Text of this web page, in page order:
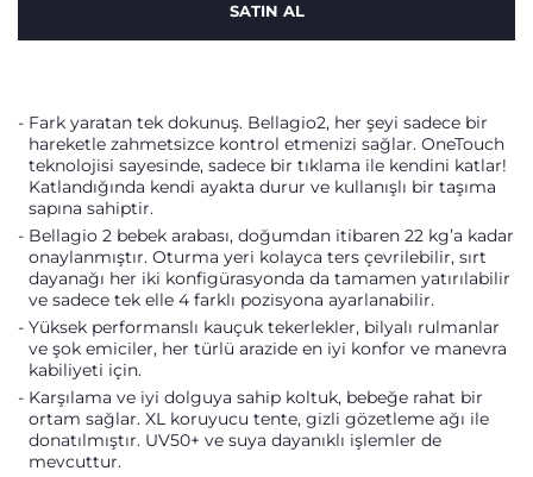
SATIN AL
Fark yaratan tek dokunuş. Bellagio2, her şeyi sadece bir
hareketle zahmetsizce kontrol etmenizi sağlar. OneTouch
teknolojisi sayesinde, sadece bir tıklama ile kendini katlar!
Katlandığında kendi ayakta durur ve kullanışlı bir taşıma
sapına sahiptir.
Bellagio 2 bebek arabası, doğumdan itibaren 22 kg’a kadar
onaylanmıştır. Oturma yeri kolayca ters çevrilebilir, sırt
dayanağı her iki konfigürasyonda da tamamen yatırılabilir
ve sadece tek elle 4 farklı pozisyona ayarlanabilir.
Yüksek performanslı kauçuk tekerlekler, bilyalı rulmanlar
ve şok emiciler, her türlü arazide en iyi konfor ve manevra
kabiliyeti için.
Karşılama ve iyi dolguya sahip koltuk, bebeğe rahat bir
ortam sağlar. XL koruyucu tente, gizli gözetleme ağı ile
donatılmıştır. UV50+ ve suya dayanıklı işlemler de
mevcuttur.